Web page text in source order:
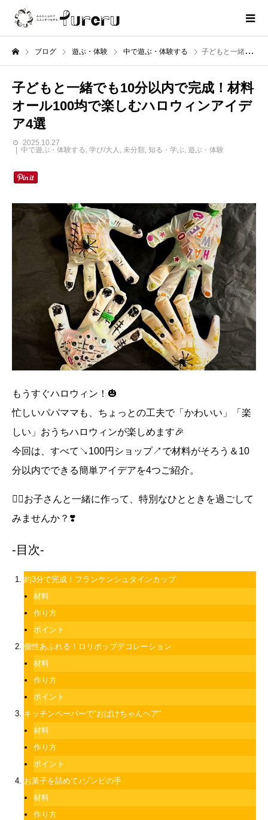
ブログ 遊ぶ・体験 中で遊ぶ・体験する 子どもと一緒でも10分以内で完成！材料オール100均で楽しむハロウィンアイデア4選
子どもと一緒でも10分以内で完成！材料
オール100均で楽しむハロウィンアイデ
ア4選
2025.10.27
中で遊ぶ・体験する 学び/大人 未分類 知る・学ぶ 遊ぶ・体験
もうすぐハロウィン！🎃
忙しいパパママも、ちょっとの工夫で「かわいい」「楽
しい」おうちハロウィンが楽しめます🎉
今回は、すべて↘︎100円ショップ↗︎で材料がそろう＆10
分以内でできる簡単アイデアを4つご紹介。
🧙‍♀️お子さんと一緒に作って、特別なひとときを過ごして
みませんか？❣️
-目次-
約3分で完成！フランケンシュタインカップ
材料
作り方
ポイント
個性あふれる！ロリポップデコレーション
材料
作り方
ポイント
キッチンペーパーで“おばけちゃんヘア”
材料
作り方
ポイント
お菓子を詰めて♪ゾンビの手
材料
作り方